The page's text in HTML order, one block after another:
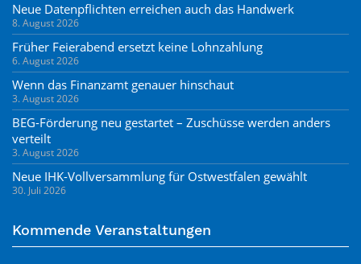
Neue Datenpflichten erreichen auch das Handwerk
8. August 2026
Früher Feierabend ersetzt keine Lohnzahlung
6. August 2026
Wenn das Finanzamt genauer hinschaut
3. August 2026
BEG-Förderung neu gestartet – Zuschüsse werden anders
verteilt
3. August 2026
Neue IHK-Vollversammlung für Ostwestfalen gewählt
30. Juli 2026
Kommende Veranstaltungen